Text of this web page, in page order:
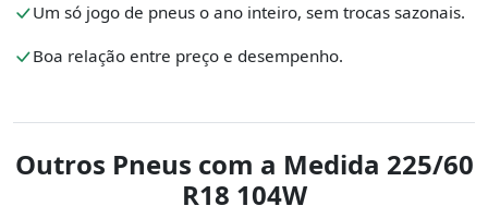
Um só jogo de pneus o ano inteiro, sem trocas sazonais.
Boa relação entre preço e desempenho.
Outros Pneus com a Medida 225/60
R18 104W